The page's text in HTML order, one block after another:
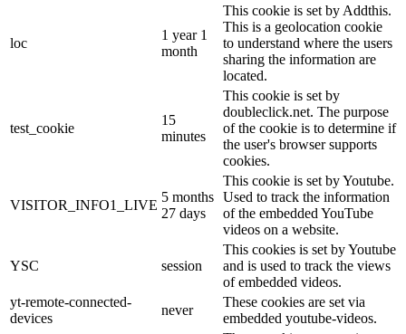
loc
1 year 1
month
This cookie is set by Addthis.
This is a geolocation cookie
to understand where the users
sharing the information are
located.
test_cookie
15
minutes
This cookie is set by
doubleclick.net. The purpose
of the cookie is to determine if
the user's browser supports
cookies.
VISITOR_INFO1_LIVE
5 months
27 days
This cookie is set by Youtube.
Used to track the information
of the embedded YouTube
videos on a website.
YSC session
This cookies is set by Youtube
and is used to track the views
of embedded videos.
yt-remote-connected-
devices
never
These cookies are set via
embedded youtube-videos.